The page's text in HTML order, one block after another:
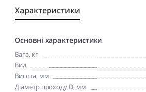
Характеристики
Основні характеристики
Вага, кг
Вид
Висота, мм
Діаметр проходу D, мм